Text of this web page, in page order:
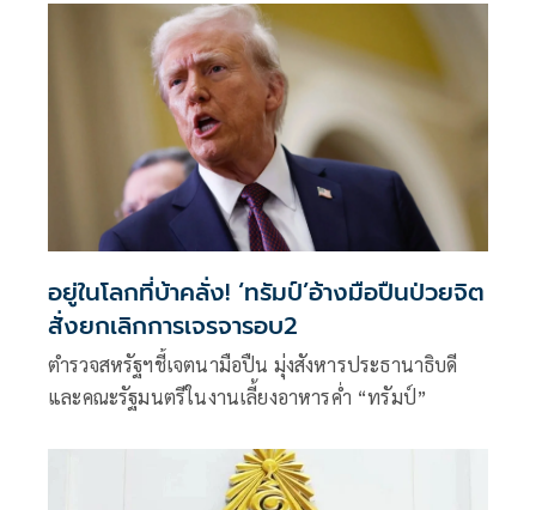
อยู่ในโลกที่บ้าคลั่ง! ‘ทรัมป์’อ้างมือปืนป่วยจิต
สั่งยกเลิกการเจรจารอบ2
ตำรวจสหรัฐฯชี้เจตนามือปืน มุ่งสังหารประธานาธิบดี
และคณะรัฐมนตรีในงานเลี้ยงอาหารค่ำ “ทรัมป์”